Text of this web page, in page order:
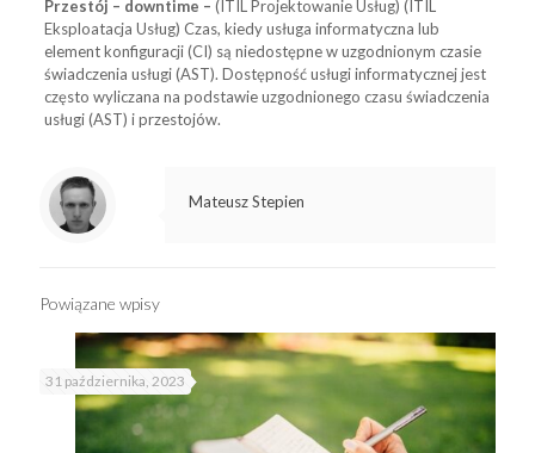
Przestój – downtime – (ITIL Projektowanie Usług) (ITIL
Eksploatacja Usług) Czas, kiedy usługa informatyczna lub
element konfiguracji (CI) są niedostępne w uzgodnionym czasie
świadczenia usługi (AST). Dostępność usługi informatycznej jest
często wyliczana na podstawie uzgodnionego czasu świadczenia
usługi (AST) i przestojów.
Mateusz Stepien
Powiązane wpisy
31 października, 2023